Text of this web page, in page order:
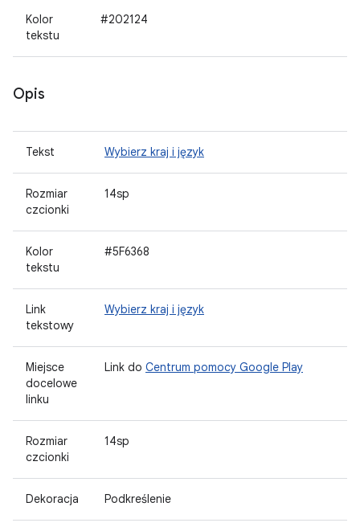
Kolor
tekstu
#202124
Opis
Tekst Wybierz kraj i język
Rozmiar
czcionki
14sp
Kolor
tekstu
#5F6368
Link
tekstowy
Wybierz kraj i język
Miejsce
docelowe
linku
Link do Centrum pomocy Google Play
Rozmiar
czcionki
14sp
Dekoracja Podkreślenie